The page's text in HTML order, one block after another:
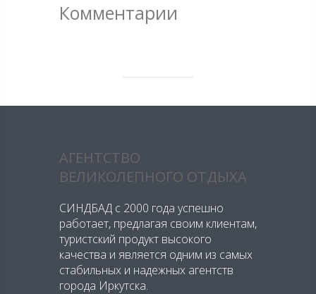
Комментарии
АГЕНТСТВО
ВЕЛИКОЛЕПНОГО ОТДЫХА
СИНДБАД с 2000 года успешно
работает, предлагая своим клиентам,
туристский продукт высокого
качества и является одним из самых
стабильных и надежных агентств
города Иркутска.